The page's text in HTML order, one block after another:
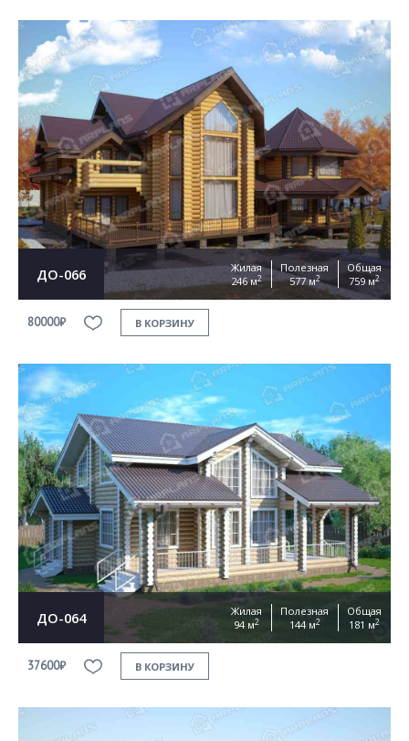
ДО-066
Жилая
246 м2
Полезная
577 м2
Общая
759 м2
80000₽ В КОРЗИНУ
ДО-064
Жилая
94 м2
Полезная
144 м2
Общая
181 м2
37600₽ В КОРЗИНУ